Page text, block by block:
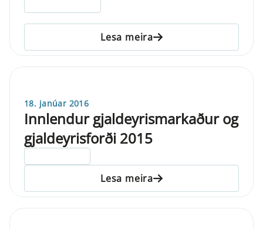
Lesa meira
18. janúar 2016
Innlendur gjaldeyrismarkaður og
gjaldeyrisforði 2015
Lesa meira